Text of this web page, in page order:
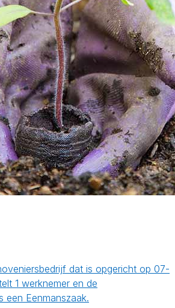
dat is opgericht op 07-
1 werknemer en de
een Eenmanszaak.